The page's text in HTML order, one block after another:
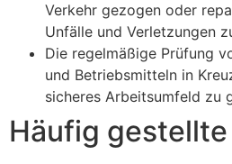
Verkehr gezogen oder
Unfälle und Verletzungen
Die regelmäßige Prüfung
und Betriebsmitteln in
sicheres Arbeitsumfeld zu
Häufig gestellte